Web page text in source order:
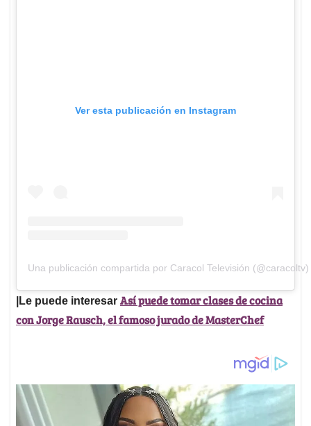
Ver esta publicación en Instagram
Una publicación compartida por Caracol Televisión (@caracoltv)
|Le puede interesar Así puede tomar clases de cocina
con Jorge Rausch, el famoso jurado de MasterChef